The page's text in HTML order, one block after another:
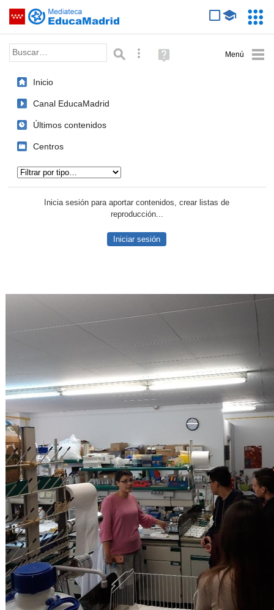
Saltar navegación
Palabra o frase: Búsqueda avanzada
Ayuda
(en
Inicio
Canal EducaMadrid
Últimos contenidos
Centros
Inicia sesión para aportar contenidos, crear listas de
reproducción...
Iniciar sesión